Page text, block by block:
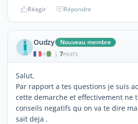
Réagir Répondre
Oudzy Nouveau membre
| 7POSTS
Salut,
Par rapport a tes questions je suis
cette demarche et effectivement ne
conseils negatifs qu on va te dire
sait deja .